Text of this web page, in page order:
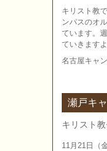
キリスト教
ンパスのオ
ています。
ていきますよ
名古屋キャ
瀬戸キ
キリスト
11月21日（